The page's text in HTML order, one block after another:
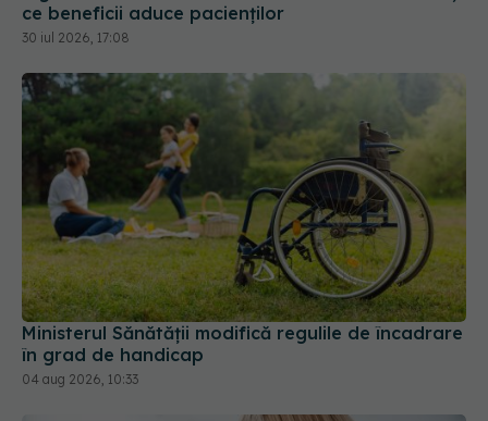
ce beneficii aduce pacienților
30 iul 2026, 17:08
Ministerul Sănătății modifică regulile de încadrare
în grad de handicap
04 aug 2026, 10:33